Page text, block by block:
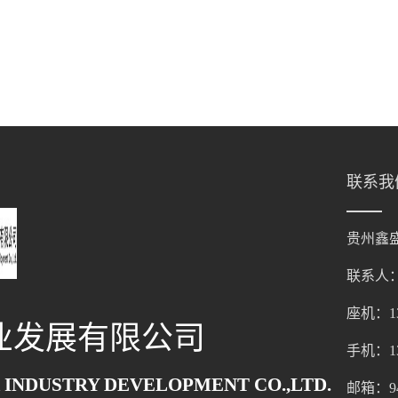
展有限公司
DEVELOPMENT CO.,LTD.
联系我
贵州鑫
联系人
座机：
手机：
邮箱：